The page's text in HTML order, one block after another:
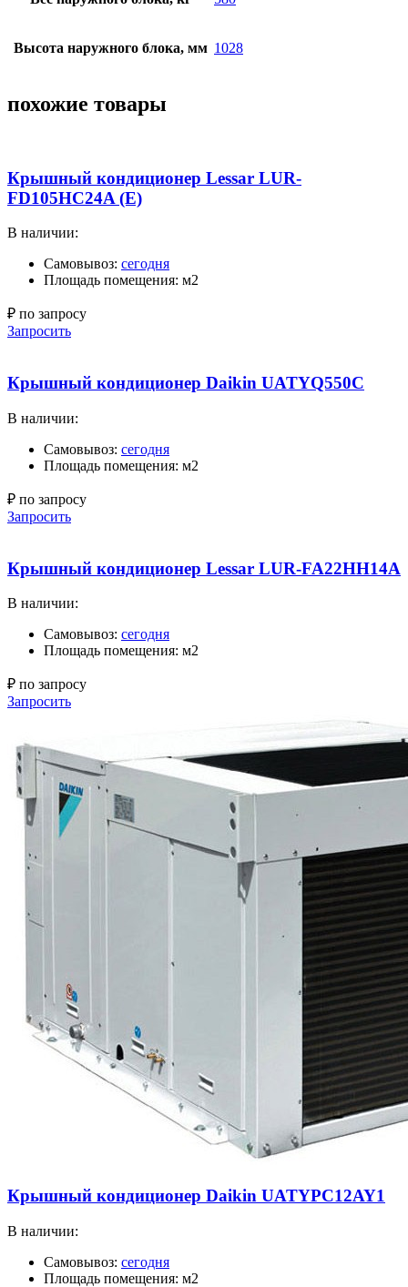
Высота наружного блока, мм 1028
похожие товары
Крышный кондиционер Lessar LUR-
FD105HC24A (E)
В наличии:
Самовывоз: сегодня
Площадь помещения: м2
₽ по запросу
Запросить
Крышный кондиционер Daikin UATYQ550C
В наличии:
Самовывоз: сегодня
Площадь помещения: м2
₽ по запросу
Запросить
Крышный кондиционер Lessar LUR-FA22HH14A
В наличии:
Самовывоз: сегодня
Площадь помещения: м2
₽ по запросу
Запросить
Крышный кондиционер Daikin UATYPC12AY1
В наличии:
Самовывоз: сегодня
Площадь помещения: м2